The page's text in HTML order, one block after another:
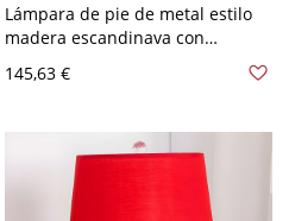
Lámpara de pie de metal estilo
madera escandinava con
interruptor de pie - 110 A 120 V
145,63 €